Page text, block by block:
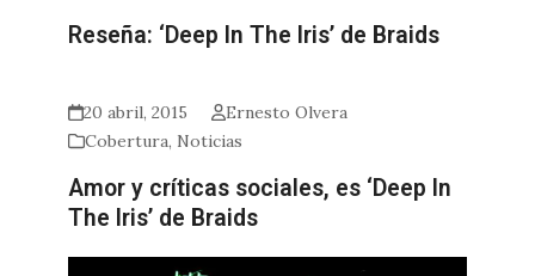
Reseña: ‘Deep In The Iris’ de Braids
20 abril, 2015
Ernesto Olvera
Cobertura, Noticias
Amor y críticas sociales, es ‘Deep In
The Iris’ de Braids